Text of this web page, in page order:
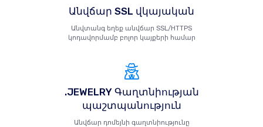
Անվճար SSL վկայական
Անվտանգ եղեք անվճար SSL/HTTPS
կոդավորմամբ բոլոր կայքերի համար
.JEWELRY Գաղտնիության
պաշտպանություն
Անվճար դոմեյնի գաղտնիությունը